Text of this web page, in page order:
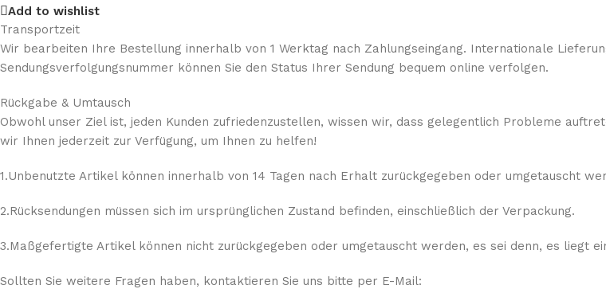
Add to wishlist
Transportzeit
Wir bearbeiten Ihre Bestellung innerhalb von 1 Werktag nach Zahlungseingang. Internationale
Sendungsverfolgungsnummer können Sie den Status Ihrer Sendung bequem online verfolgen.
Rückgabe & Umtausch
Obwohl unser Ziel ist, jeden Kunden zufriedenzustellen, wissen wir, dass gelegentlich Probleme
wir Ihnen jederzeit zur Verfügung, um Ihnen zu helfen!
1.Unbenutzte Artikel können innerhalb von 14 Tagen nach Erhalt zurückgegeben oder umgetauscht
2.Rücksendungen müssen sich im ursprünglichen Zustand befinden, einschließlich der Verpackung.
3.Maßgefertigte Artikel können nicht zurückgegeben oder umgetauscht werden, es sei denn, es liegt
Sollten Sie weitere Fragen haben, kontaktieren Sie uns bitte per E-Mail: